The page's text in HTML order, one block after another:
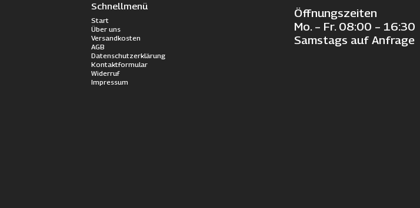
Schnellmenü
Start
Über uns
Versandkosten
AGB
Datenschutzerklärung
Kontaktformular
Widerruf
Impressum
Öffnungszeiten
Mo. – Fr. 08:00 – 16:30
Samstags auf Anfrage